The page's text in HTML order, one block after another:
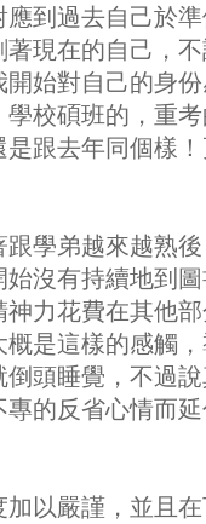
到過去自己於
現在的自己，
始對自己的身
校碩班的，重
跟去年同個樣
學弟越來越熟
沒有持續地到
力花費在其他
是這樣的感觸
頭睡覺，不過
的反省心情而
以嚴謹，並且